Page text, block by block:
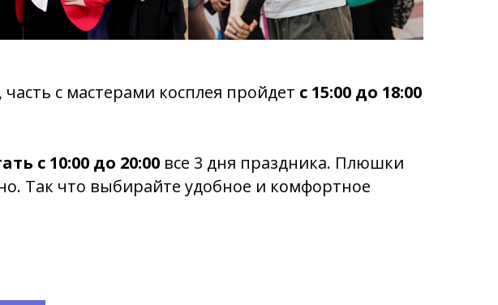
с мастерами косплея пройдет с 15:00 до 18:00
с 10:00 до 20:00 все 3 дня праздника. Плюшки
Так что выбирайте удобное и комфортное